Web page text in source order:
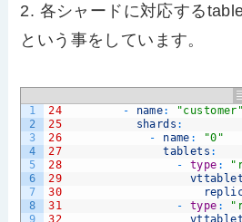
2. 各シャードに対応する
という事をしています。
1
2
3
4
5
6
7
8
9
24 - name:
"customer"
25
shards :
26
- name :
"0"
27
tablets :
28
- type :
29
vttablet
30
31
- type :
32
vttablet